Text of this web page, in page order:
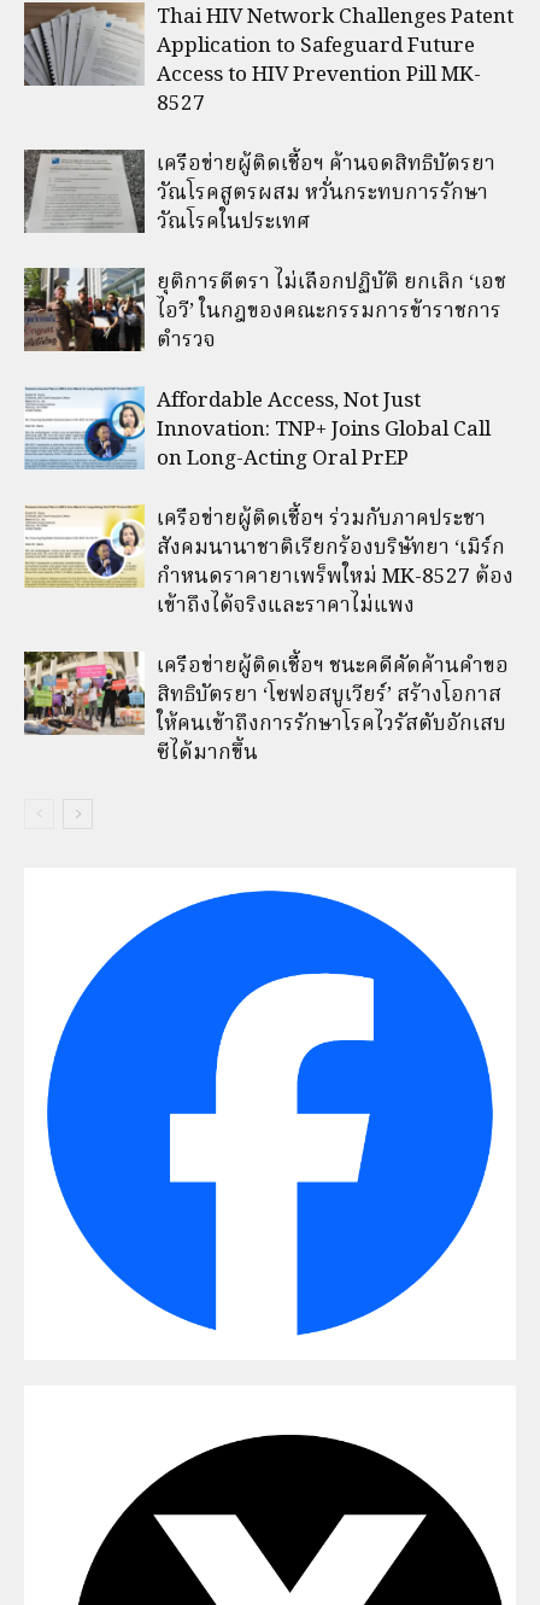
Thai HIV Network Challenges Patent
Application to Safeguard Future
Access to HIV Prevention Pill MK-
8527
เครือข่ายผู้ติดเชื้อฯ ค้านจดสิทธิบัตรยา
วัณโรคสูตรผสม หวั่นกระทบการรักษา
วัณโรคในประเทศ
ยุติการตีตรา ไม่เลือกปฏิบัติ ยกเลิก ‘เอช
ไอวี’ ในกฎของคณะกรรมการข้าราชการ
ตำรวจ
Affordable Access, Not Just
Innovation: TNP+ Joins Global Call
on Long-Acting Oral PrEP
เครือข่ายผู้ติดเชื้อฯ ร่วมกับภาคประชา
สังคมนานาชาติเรียกร้องบริษัทยา ‘เมิร์ก
กำหนดราคายาเพร็พใหม่ MK-8527 ต้อง
เข้าถึงได้จริงและราคาไม่แพง
เครือข่ายผู้ติดเชื้อฯ ชนะคดีคัดค้านคำขอ
สิทธิบัตรยา ‘โซฟอสบูเวียร์’ สร้างโอกาส
ให้คนเข้าถึงการรักษาโรคไวรัสตับอักเสบ
ซีได้มากขึ้น